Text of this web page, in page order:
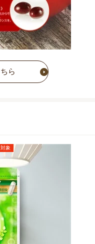
ら
象
お届けコース価格
1点)
円
価格
円